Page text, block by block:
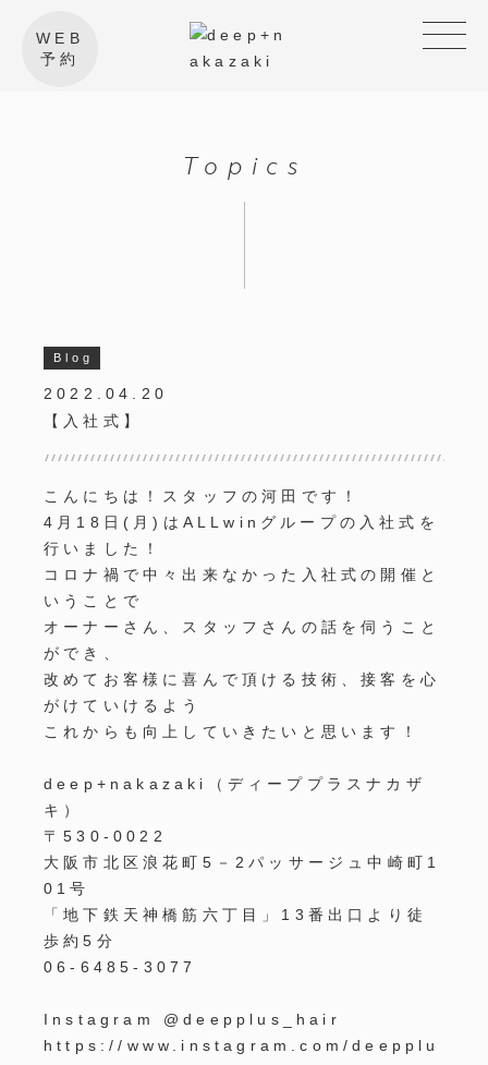
WEB
予約
Topics
Blog
2022.04.20
【入社式】
こんにちは！スタッフの河田です！
4月18日(月)はALLwinグループの入社式を
行いました！
コロナ禍で中々出来なかった入社式の開催と
いうことで
オーナーさん、スタッフさんの話を伺うこと
ができ、
改めてお客様に喜んで頂ける技術、接客を心
がけていけるよう
これからも向上していきたいと思います！
deep+nakazaki
（ディーププラスナカザ
キ）
〒530-0022
大阪市北区浪花町 5 － 2パッサージュ中崎町 1
01号
「地下鉄天神橋筋六丁目」 13 番出口より徒
歩約5 分
06-6485-3077
Instagram @deepplus_hair
https://www.instagram.com/deepplu